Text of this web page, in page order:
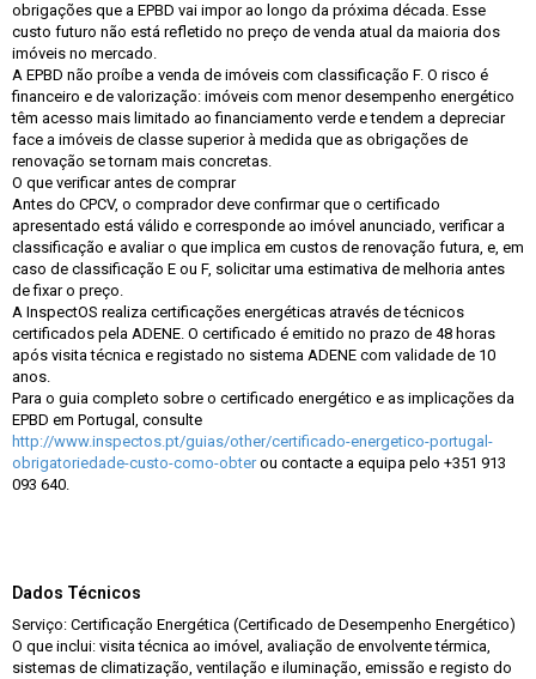
obrigações que a EPBD vai impor ao longo da próxima década. Esse
custo futuro não está refletido no preço de venda atual da maioria dos
imóveis no mercado.
A EPBD não proíbe a venda de imóveis com classificação F. O risco é
financeiro e de valorização: imóveis com menor desempenho energético
têm acesso mais limitado ao financiamento verde e tendem a depreciar
face a imóveis de classe superior à medida que as obrigações de
renovação se tornam mais concretas.
O que verificar antes de comprar
Antes do CPCV, o comprador deve confirmar que o certificado
apresentado está válido e corresponde ao imóvel anunciado, verificar a
classificação e avaliar o que implica em custos de renovação futura, e, em
caso de classificação E ou F, solicitar uma estimativa de melhoria antes
de fixar o preço.
A InspectOS realiza certificações energéticas através de técnicos
certificados pela ADENE. O certificado é emitido no prazo de 48 horas
após visita técnica e registado no sistema ADENE com validade de 10
anos.
Para o guia completo sobre o certificado energético e as implicações da
EPBD em Portugal, consulte
http://www.inspectos.pt/guias/other/certificado-energetico-portugal-
obrigatoriedade-custo-como-obterou contacte a equipa pelo +351 913
093 640.
Dados Técnicos
Serviço: Certificação Energética (Certificado de Desempenho Energético)
O que inclui: visita técnica ao imóvel, avaliação de envolvente térmica,
sistemas de climatização, ventilação e iluminação, emissão e registo do